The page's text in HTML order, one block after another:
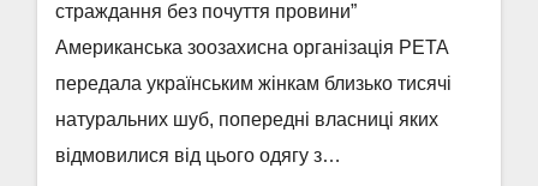
страждання без почуття провини”
Американська зоозахисна організація РЕТА
передала українським жінкам близько тисячі
натуральних шуб, попередні власниці яких
відмовилися від цього одягу з…